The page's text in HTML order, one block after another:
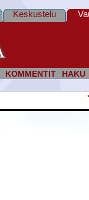
KOMMENTIT HAKU
Keskustelu